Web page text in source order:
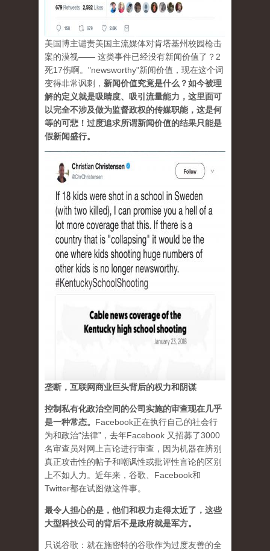
美国博主谴责美国主流媒体对肯塔基州校园枪击
案的漠视—— 这类事件已经没有新闻价值了？2
死17伤啊。"newsworthy"新闻价值，现在这个词
变得非常讽刺， 新闻价值究竟是什么？如今被理
解的定义就是吸睛度、吸引流量能力，这里面可
以完全不涉及做为监督政权的传媒职能，这是何
等的可悲！过度追求所谓新闻价值的结果只能是
假新闻盛行。
垄断，互联网商业巨头背后的权力和阴谋
控制私有化政治空间的公司实施的审查现在几乎
是一种常态。 Facebook正在执行自己的社会行
为和政治“法律”，去年Facebook 又招募了3000
名审查员对网上言论进行审查，因为机器在辨别
真正攻击性的帖子和嘲讽性或批评性言论的区别
上不如人力。近年来，谷歌、Facebook和
Twitter都在试图做这件事。
最令人担心的是，他们和权力走得太近了，这些
大型科技公司的背后不是政府就是军方。
只说谷歌：就在施密特的谷歌作为过度友善的全